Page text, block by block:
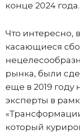
конце 2024 года.
Что интересно,
касающиеся
рынка, были
еще в 2019 году
эксперты в
который